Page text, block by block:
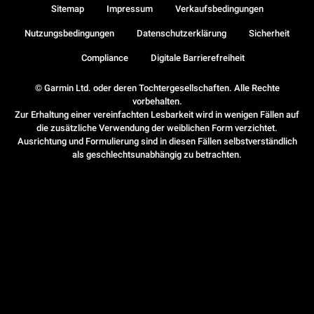
© Garmin Ltd. oder deren Tochtergesellschaften. Alle Rechte
vorbehalten.
Zur Erhaltung einer vereinfachten Lesbarkeit wird in wenigen Fällen auf
die zusätzliche Verwendung der weiblichen Form verzichtet.
Ausrichtung und Formulierung sind in diesen Fällen selbstverständlich
als geschlechtsunabhängig zu betrachten.
Sitemap Impressum Verkaufsbedingungen
Nutzungsbedingungen Datenschutzerklärung Sicherheit
Compliance Digitale Barrierefreiheit